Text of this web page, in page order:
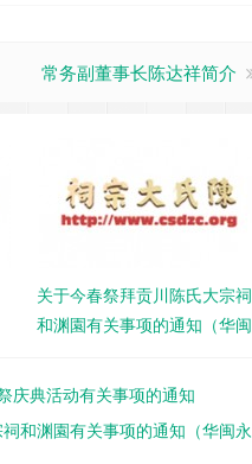
常务副董事长陈达祥简介
关于今春祭拜贡川陈氏大宗祠
和渊園有关事项的通知（华闽
安默堂文研会）丶永安大易陈
心）
庆典活动有关事项的通知
和渊園有关事项的通知（华闽永